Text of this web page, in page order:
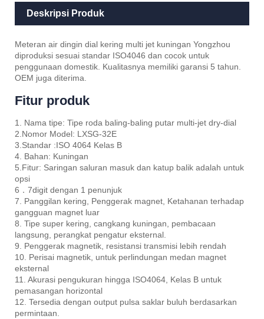
Deskripsi Produk
Meteran air dingin dial kering multi jet kuningan Yongzhou
diproduksi sesuai standar ISO4046 dan cocok untuk
penggunaan domestik. Kualitasnya memiliki garansi 5 tahun.
OEM juga diterima.
Fitur produk
1. Nama tipe: Tipe roda baling-baling putar multi-jet dry-dial
2.Nomor Model: LXSG-32E
3.Standar :ISO 4064 Kelas B
4. Bahan: Kuningan
5.Fitur: Saringan saluran masuk dan katup balik adalah untuk
opsi
6．7digit dengan 1 penunjuk
7. Panggilan kering, Penggerak magnet, Ketahanan terhadap
gangguan magnet luar
8. Tipe super kering, cangkang kuningan, pembacaan
langsung, perangkat pengatur eksternal.
9. Penggerak magnetik, resistansi transmisi lebih rendah
10. Perisai magnetik, untuk perlindungan medan magnet
eksternal
11. Akurasi pengukuran hingga ISO4064, Kelas B untuk
pemasangan horizontal
12. Tersedia dengan output pulsa saklar buluh berdasarkan
permintaan.